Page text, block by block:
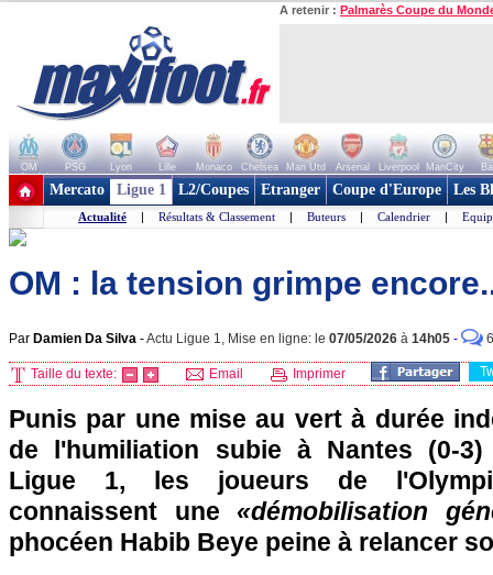
A retenir : Palmarès Coupe du
OM PSG Lyon Lille Monaco Chelsea Man Utd Arsenal Liverpool ManCity
+ de clubs
Mercato Ligue 1 L2/Coupes Etranger Coupe d'Europe Les
Actualité | Résultats & Classement | Buteurs | Calendrier |
OM : la tension grimpe
Par Damien Da Silva -Actu Ligue 1, Mise en ligne: le 07/05/2026 à 14h05 -
Taille du texte: Email Imprimer
Punis par une mise au vert à durée
de l'humiliation subie à Nantes (0-
Ligue 1, les joueurs de
connaissent une «démobilisation
phocéen Habib Beye peine à relancer